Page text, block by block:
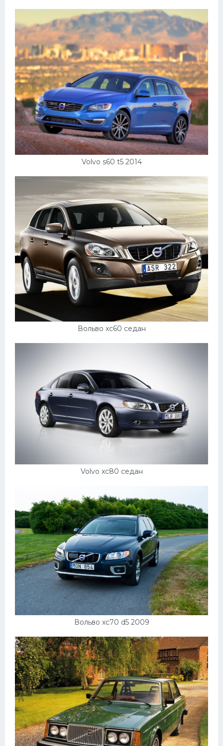
Volvo s60 t5 2014
Вольво хс60 седан
Volvo xc80 седан
Вольво xc70 d5 2009
Подводные лодки
Митсубиси
Киа
Танки
Крайслер
Порше
Самолеты
Корабли
Комплектующие
Тойота
Лодки
Шкода
Вертолеты
Мазда
Самокаты
Камаз
Автобусы
Кадиллак
Автокемпер
Феррари
Поезда
Мотоциклы
Ямаха
Додж
Эмблемы
Спецтехника